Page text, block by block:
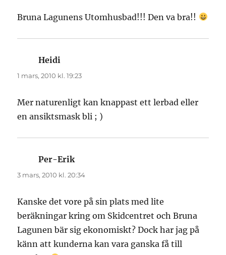
Bruna Lagunens Utomhusbad!!! Den va bra!!
Heidi
1 mars, 2010 kl. 19:23
Mer naturenligt kan knappast ett lerbad eller
en ansiktsmask bli ; )
Per-Erik
3 mars, 2010 kl. 20:34
Kanske det vore på sin plats med lite
beräkningar kring om Skidcentret och Bruna
Lagunen bär sig ekonomiskt? Dock har jag på
känn att kunderna kan vara ganska få till